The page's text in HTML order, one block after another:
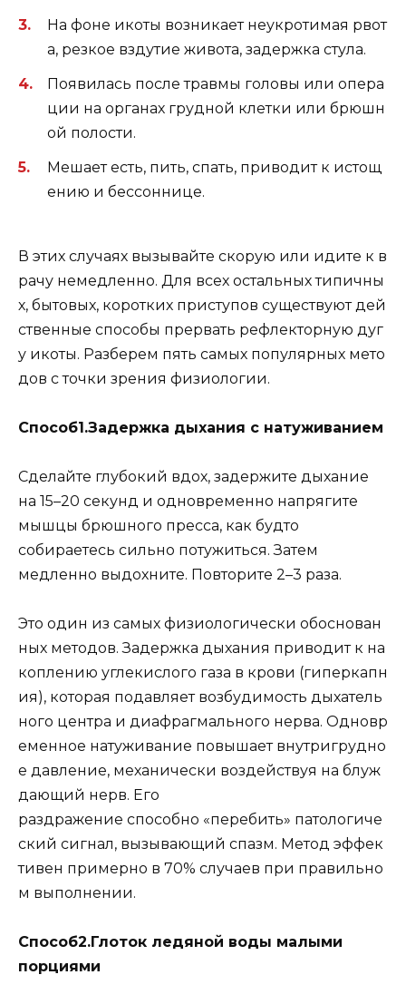
На фоне икоты возникает неукротимая рвот
а, резкое вздутие живота, задержка стула.
Появилась после травмы головы или опера
ции на органах грудной клетки или брюшн
ой полости.
Мешает есть, пить, спать, приводит к истощ
ению и бессоннице.
В этих случаях вызывайте скорую или идите к в
рачу немедленно. Для всех остальных типичны
х, бытовых, коротких приступов существуют дей
ственные способы прервать рефлекторную дуг
у икоты. Разберем пять самых популярных мето
дов с точки зрения физиологии.
Способ1.Задержка дыхания с натуживанием
Сделайте глубокий вдох, задержите дыхание
на 15–20 секунд и одновременно напрягите
мышцы брюшного пресса, как будто
собираетесь сильно потужиться. Затем
медленно выдохните. Повторите 2–3 раза.
Это один из самых физиологически обоснован
ных методов. Задержка дыхания приводит к на
коплению углекислого газа в крови (гиперкапн
ия), которая подавляет возбудимость дыхатель
ного центра и диафрагмального нерва. Одновр
еменное натуживание повышает внутригрудно
е давление, механически воздействуя на блуж
дающий нерв. Его
раздражение способно «перебить» патологиче
ский сигнал, вызывающий спазм. Метод эффек
тивен примерно в 70% случаев при правильно
м выполнении.
Способ2.Глоток ледяной воды малыми
порциями